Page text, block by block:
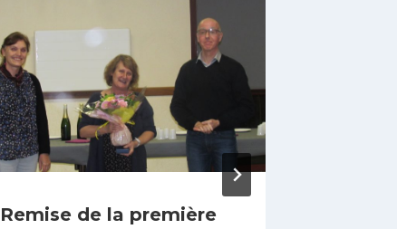
Remise de la première